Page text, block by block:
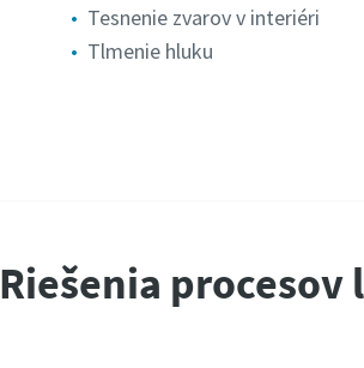
Tesnenie zvarov v interiéri
Tlmenie hluku
Riešenia procesov